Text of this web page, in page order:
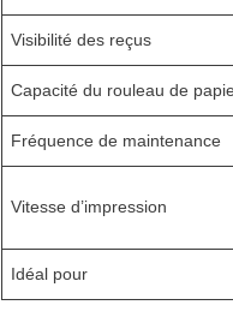
Visibilité des reçus
Capacité du rouleau de
Fréquence de maintenance
Vitesse d’impression
Idéal pour